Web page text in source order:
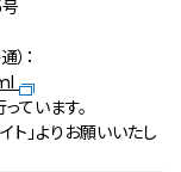
：
ています。
ト」よりお願いいたし